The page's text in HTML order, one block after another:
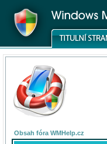
Obsah fóra WMHelp.cz